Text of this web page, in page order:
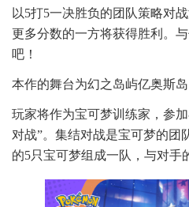
以5打5一决胜负的团队策略对
更多分数的一方将获得胜利。
吧！
本作的舞台为幻之岛屿亿奥斯岛
玩家将作为宝可梦训练家，参
对战”。集结对战是宝可梦的团
的5只宝可梦组成一队，与对手